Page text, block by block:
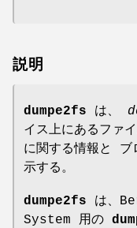
説明
dumpe2fs は、
イス上にあるファ
に関する情報と ブ
示する。
dumpe2fs は、
System 用の